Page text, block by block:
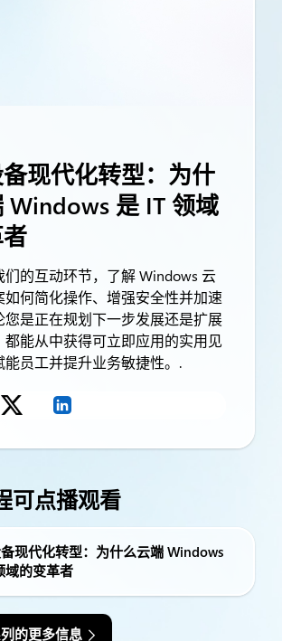
现代化转型：为什
Windows 是 IT 领域
们的互动环节，了解 Windows 云
如何简化操作、增强安全性并加速
您是正在规划下一步发展还是扩展
都能从中获得可立即应用的实用见
能员工并提升业务敏捷性。.
可点播观看
现代化转型：为什么云端 Windows
域的变革者
的更多信息